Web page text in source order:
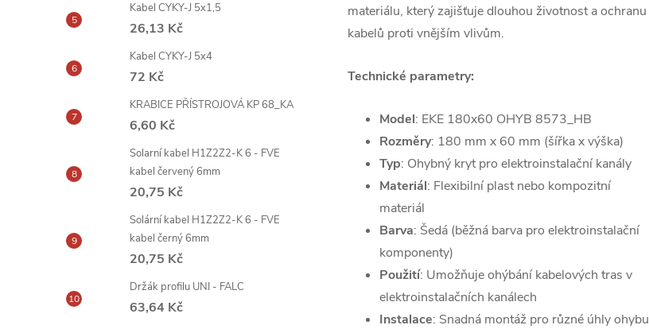
Kabel CYKY-J 5x1,5
26,13 Kč
Kabel CYKY-J 5x4
72 Kč
KRABICE PŘÍSTROJOVÁ KP 68_KA
6,60 Kč
Solarní kabel H1Z2Z2-K 6 - FVE
kabel červený 6mm
20,75 Kč
Solární kabel H1Z2Z2-K 6 - FVE
kabel černý 6mm
20,75 Kč
Držák profilu UNI - FALC
63,64 Kč
materiálu, který zajišťuje dlouhou životnost a ochranu
kabelů proti vnějším vlivům.
Technické parametry:
Model: EKE 180x60 OHYB 8573_HB
Rozměry: 180 mm x 60 mm (šířka x výška)
Typ: Ohybný kryt pro elektroinstalační kanály
Materiál: Flexibilní plast nebo kompozitní
materiál
Barva: Šedá (běžná barva pro elektroinstalační
komponenty)
Použití: Umožňuje ohýbání kabelových tras v
elektroinstalačních kanálech
Instalace: Snadná montáž pro různé úhly ohybu